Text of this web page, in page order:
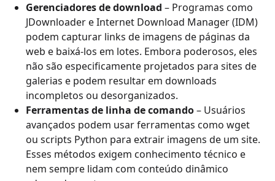
Gerenciadores de download – Programas como
JDownloader e Internet Download Manager (IDM)
podem capturar links de imagens de páginas da
web e baixá-los em lotes. Embora poderosos, eles
não são especificamente projetados para sites de
galerias e podem resultar em downloads
incompletos ou desorganizados.
Ferramentas de linha de comando– Usuários
avançados podem usar ferramentas como wget
ou scripts Python para extrair imagens de um site.
Esses métodos exigem conhecimento técnico e
nem sempre lidam com conteúdo dinâmico